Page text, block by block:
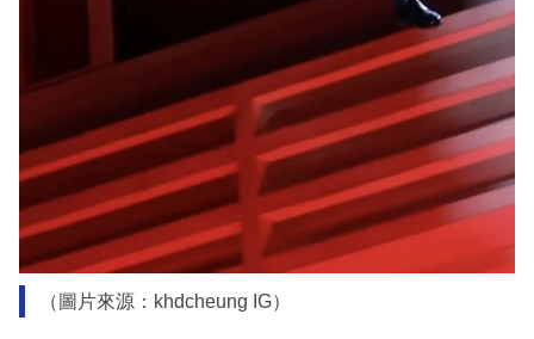
（圖片來源：khdcheung IG）